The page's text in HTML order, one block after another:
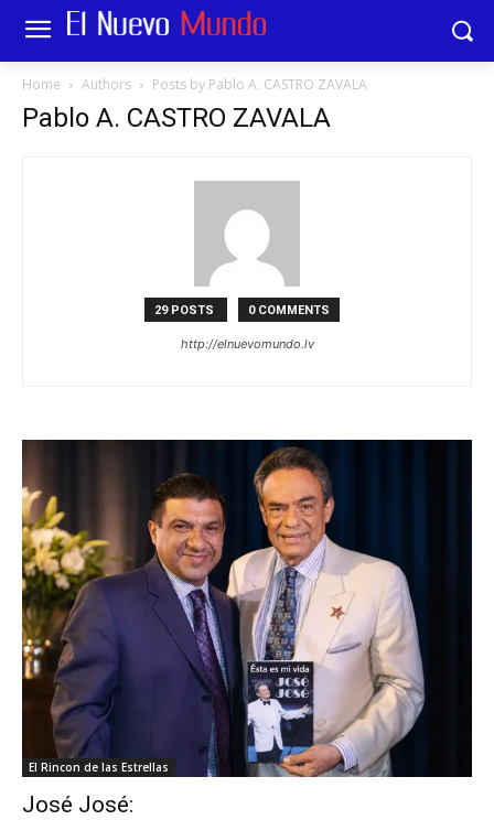
Home Authors Posts by Pablo A. CASTRO ZAVALA
Pablo A. CASTRO ZAVALA
29 POSTS 0 COMMENTS
http://elnuevomundo.lv
El Rincon de las Estrellas
José José: